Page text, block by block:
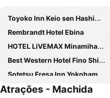
Toyoko Inn Keio sen Hashimoto eki Kita guchi
Rembrandt Hotel Ebina
HOTEL LiVEMAX Minamihashimoto Ekimae
Best Western Hotel Fino Shin-Yokohama
Sotetsu Fresa Inn Yokohama Higashiguchi
Rembrandt Hotel Tokyo Machida
Atrações - Machida